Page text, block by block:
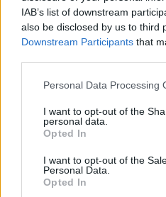
IAB’s list of downstream
also be disclosed by us to third
Downstream Participants that
Personal Data Processing
I want to opt-out of the
personal data.
Opted In
I want to opt-out of the
Personal Data.
Opted In
Per dieną – tik iki 30
nėra rutinos
įdomus tuo, jog jame
„Jaučiuosi taip, kad
vietoje. Kaskart turiu
su skirtingais